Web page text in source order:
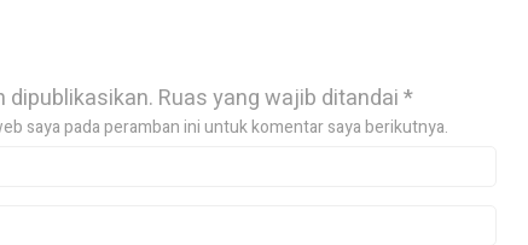
dipublikasikan. Ruas yang wajib ditandai*
saya pada peramban ini untuk komentar saya berikutnya.